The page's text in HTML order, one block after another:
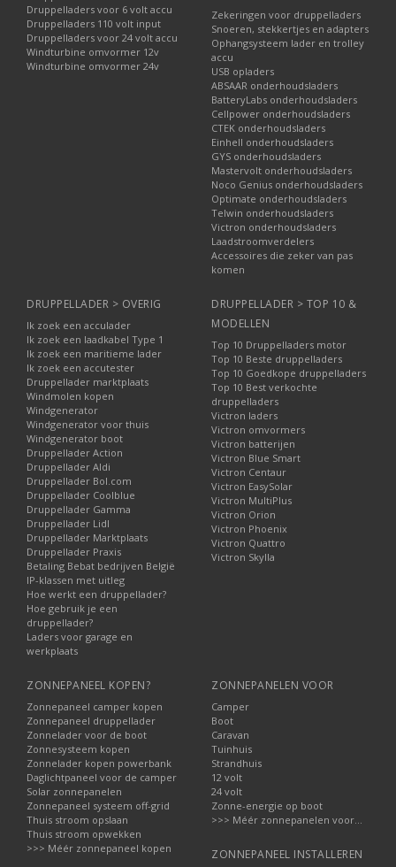
Druppelladers voor 6 volt accu
Druppelladers 110 volt input
Druppelladers voor 24 volt accu
Windturbine omvormer 12v
Windturbine omvormer 24v
Zekeringen voor druppelladers
Snoeren, stekkertjes en adapters
Ophangsysteem lader en trolley
accu
USB opladers
ABSAAR onderhoudsladers
BatteryLabs onderhoudsladers
Cellpower onderhoudsladers
CTEK onderhoudsladers
Einhell onderhoudsladers
GYS onderhoudsladers
Mastervolt onderhoudsladers
Noco Genius onderhoudsladers
Optimate onderhoudsladers
Telwin onderhoudsladers
Victron onderhoudsladers
Laadstroomverdelers
Accessoires die zeker van pas
komen
DRUPPELLADER > OVERIG
Ik zoek een acculader
Ik zoek een laadkabel Type 1
Ik zoek een maritieme lader
Ik zoek een accutester
Druppellader marktplaats
Windmolen kopen
Windgenerator
Windgenerator voor thuis
Windgenerator boot
Druppellader Action
Druppellader Aldi
Druppellader Bol.com
Druppellader Coolblue
Druppellader Gamma
Druppellader Lidl
Druppellader Marktplaats
Druppellader Praxis
Betaling Bebat bedrijven België
IP-klassen met uitleg
Hoe werkt een druppellader?
Hoe gebruik je een
druppellader?
Laders voor garage en
werkplaats
DRUPPELLADER > TOP 10 &
MODELLEN
Top 10 Druppelladers motor
Top 10 Beste druppelladers
Top 10 Goedkope druppelladers
Top 10 Best verkochte
druppelladers
Victron laders
Victron omvormers
Victron batterijen
Victron Blue Smart
Victron Centaur
Victron EasySolar
Victron MultiPlus
Victron Orion
Victron Phoenix
Victron Quattro
Victron Skylla
ZONNEPANEEL KOPEN?
Zonnepaneel camper kopen
Zonnepaneel druppellader
Zonnelader voor de boot
Zonnesysteem kopen
Zonnelader kopen powerbank
Daglichtpaneel voor de camper
Solar zonnepanelen
Zonnepaneel systeem off-grid
Thuis stroom opslaan
Thuis stroom opwekken
>>> Méér zonnepaneel kopen
ZONNEPANELEN VOOR
Camper
Boot
Caravan
Tuinhuis
Strandhuis
12 volt
24 volt
Zonne-energie op boot
>>> Méér zonnepanelen voor...
ZONNEPANEEL INSTALLEREN